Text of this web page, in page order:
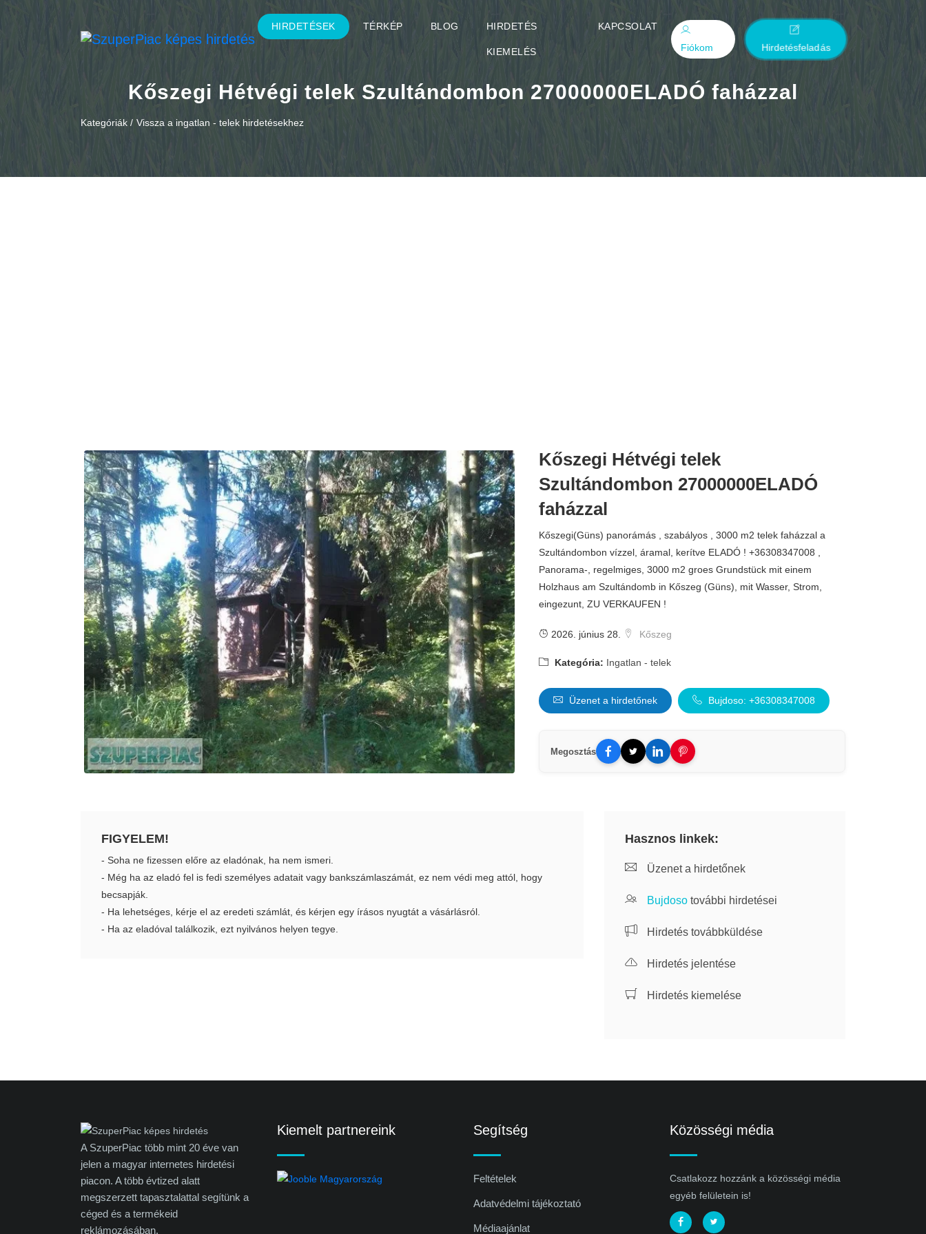
HIRDETÉSEK TÉRKÉP BLOG HIRDETÉS
KIEMELÉS
KAPCSOLAT
Fiókom
Hirdetésfeladás
Kőszegi Hétvégi telek Szultándombon 27000000ELADÓ faházzal
Kategóriák / Vissza a ingatlan - telek hirdetésekhez
Kőszegi Hétvégi telek
Szultándombon 27000000ELADÓ
faházzal
Kőszegi(Güns) panorámás , szabályos , 3000 m2 telek faházzal a
Szultándombon vízzel, áramal, kerítve ELADÓ ! +36308347008 ,
Panorama-, regelmiges, 3000 m2 groes Grundstück mit einem
Holzhaus am Szultándomb in Kőszeg (Güns), mit Wasser, Strom,
eingezunt, ZU VERKAUFEN !
2026. június 28. Kőszeg
Kategória: Ingatlan - telek
Üzenet a hirdetőnek Bujdoso: +36308347008
Megosztás
FIGYELEM!
- Soha ne fizessen előre az eladónak, ha nem ismeri.
- Még ha az eladó fel is fedi személyes adatait vagy bankszámlaszámát, ez nem védi meg attól, hogy
becsapják.
- Ha lehetséges, kérje el az eredeti számlát, és kérjen egy írásos nyugtát a vásárlásról.
- Ha az eladóval találkozik, ezt nyilvános helyen tegye.
Hasznos linkek:
Üzenet a hirdetőnek
Bujdoso további hirdetései
Hirdetés továbbküldése
Hirdetés jelentése
Hirdetés kiemelése
A SzuperPiac több mint 20 éve van
jelen a magyar internetes hirdetési
piacon. A több évtized alatt
megszerzett tapasztalattal segítünk a
céged és a termékeid
reklámozásában.
Kiemelt partnereink Segítség
Feltételek
Adatvédelmi tájékoztató
Médiaajánlat
Közösségi média
Csatlakozz hozzánk a közösségi média
egyéb felületein is!